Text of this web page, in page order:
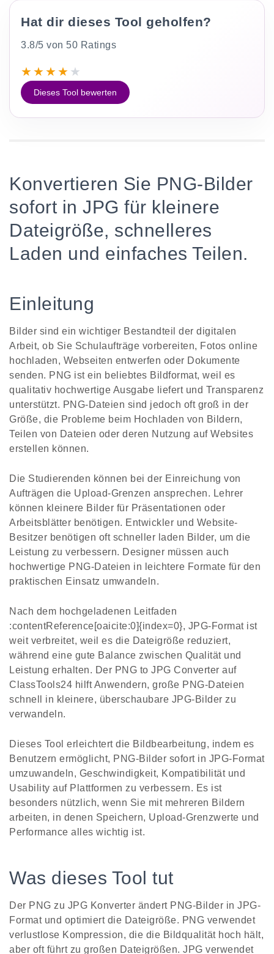
Hat dir dieses Tool geholfen?
3.8/5 von 50 Ratings
★★★★ ★
Dieses Tool bewerten
Konvertieren Sie PNG-Bilder
sofort in JPG für kleinere
Dateigröße, schnelleres
Laden und einfaches Teilen.
Einleitung
Bilder sind ein wichtiger Bestandteil der digitalen
Arbeit, ob Sie Schulaufträge vorbereiten, Fotos online
hochladen, Webseiten entwerfen oder Dokumente
senden. PNG ist ein beliebtes Bildformat, weil es
qualitativ hochwertige Ausgabe liefert und Transparenz
unterstützt. PNG-Dateien sind jedoch oft groß in der
Größe, die Probleme beim Hochladen von Bildern,
Teilen von Dateien oder deren Nutzung auf Websites
erstellen können.
Die Studierenden können bei der Einreichung von
Aufträgen die Upload-Grenzen ansprechen. Lehrer
können kleinere Bilder für Präsentationen oder
Arbeitsblätter benötigen. Entwickler und Website-
Besitzer benötigen oft schneller laden Bilder, um die
Leistung zu verbessern. Designer müssen auch
hochwertige PNG-Dateien in leichtere Formate für den
praktischen Einsatz umwandeln.
Nach dem hochgeladenen Leitfaden
:contentReference[oaicite:0]{index=0}, JPG-Format ist
weit verbreitet, weil es die Dateigröße reduziert,
während eine gute Balance zwischen Qualität und
Leistung erhalten. Der PNG to JPG Converter auf
ClassTools24 hilft Anwendern, große PNG-Dateien
schnell in kleinere, überschaubare JPG-Bilder zu
verwandeln.
Dieses Tool erleichtert die Bildbearbeitung, indem es
Benutzern ermöglicht, PNG-Bilder sofort in JPG-Format
umzuwandeln, Geschwindigkeit, Kompatibilität und
Usability auf Plattformen zu verbessern. Es ist
besonders nützlich, wenn Sie mit mehreren Bildern
arbeiten, in denen Speichern, Upload-Grenzwerte und
Performance alles wichtig ist.
Was dieses Tool tut
Der PNG zu JPG Konverter ändert PNG-Bilder in JPG-
Format und optimiert die Dateigröße. PNG verwendet
verlustlose Kompression, die die Bildqualität hoch hält,
aber oft führt zu großen Dateigrößen. JPG verwendet